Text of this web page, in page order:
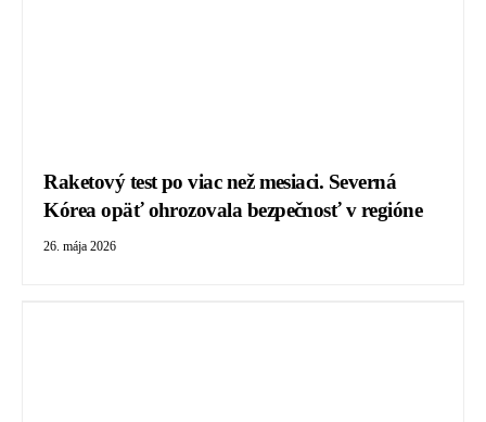
Raketový test po viac než mesiaci. Severná
Kórea opäť ohrozovala bezpečnosť v regióne
26. mája 2026